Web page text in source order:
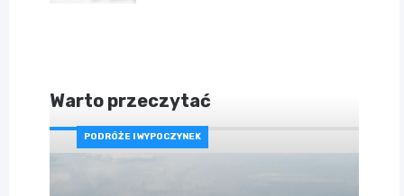
Warto przeczytać
PODRÓŻE I WYPOCZYNEK